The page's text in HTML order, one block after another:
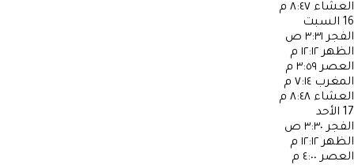
العشاء ٨:٤٧ م
16 السبت
الفجر ٣:٣١ ص
الظهر ١٢:١٢ م
العصر ٣:٥٩ م
المغرب ٧:١٤ م
العشاء ٨:٤٨ م
17 الأحد
الفجر ٣:٣٠ ص
الظهر ١٢:١٢ م
العصر ٤:٠٠ م